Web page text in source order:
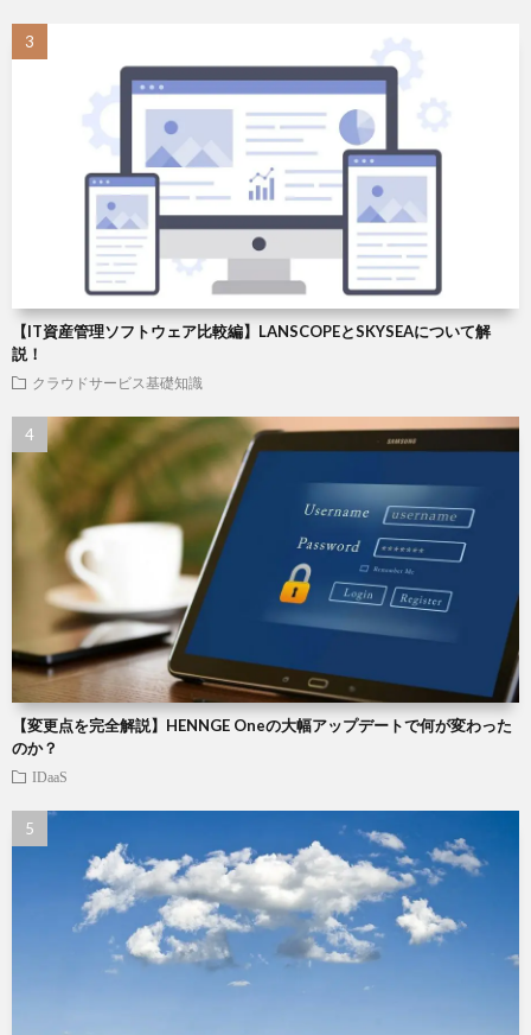
【IT資産管理ソフトウェア比較編】LANSCOPEとSKYSEAについて解
説！
クラウドサービス基礎知識
【変更点を完全解説】HENNGE Oneの大幅アップデートで何が変わった
のか？
IDaaS